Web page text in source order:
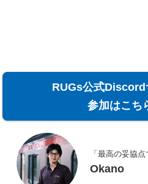
RUGs公式Discord
参加はこち
「最高の妥協点
Okano